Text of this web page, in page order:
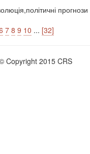
прогнози
7 8 9 10 ... [32]
Copyright 2015 CRS